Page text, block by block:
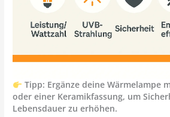
Tipp: Ergänze deine Wärmelampe
oder einer Keramikfassung, um
Lebensdauer zu erhöhen.